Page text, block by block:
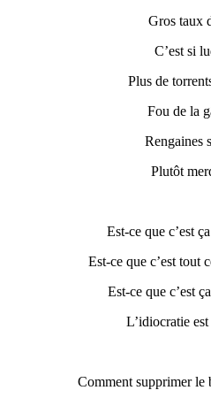
Gros taux
C’est si
Plus de
Fou de la
Rengaines
Plutôt
Est-ce que c’est
Est-ce que c’est tout
Est-ce que c’est
L’idiocratie
Commentsupprimerle